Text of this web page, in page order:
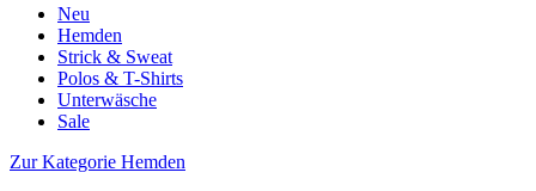
Neu
Hemden
Strick & Sweat
Polos & T-Shirts
Unterwäsche
Sale
Zur Kategorie Hemden